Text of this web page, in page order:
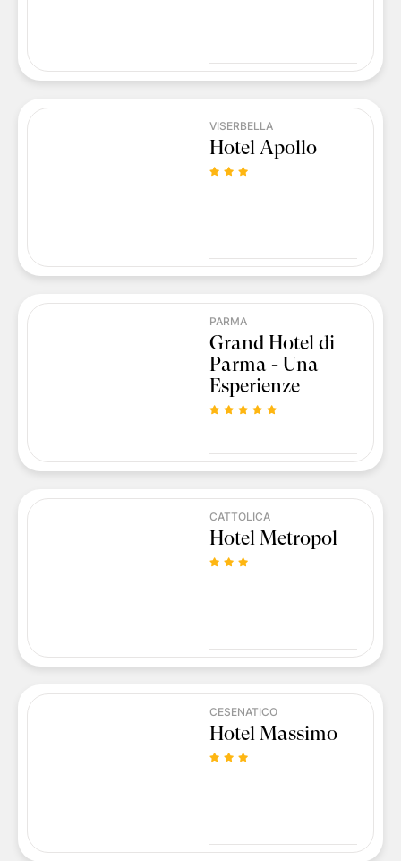
VISERBELLA
Hotel Apollo
PARMA
Grand Hotel di
Parma - Una
Esperienze
CATTOLICA
Hotel Metropol
CESENATICO
Hotel Massimo